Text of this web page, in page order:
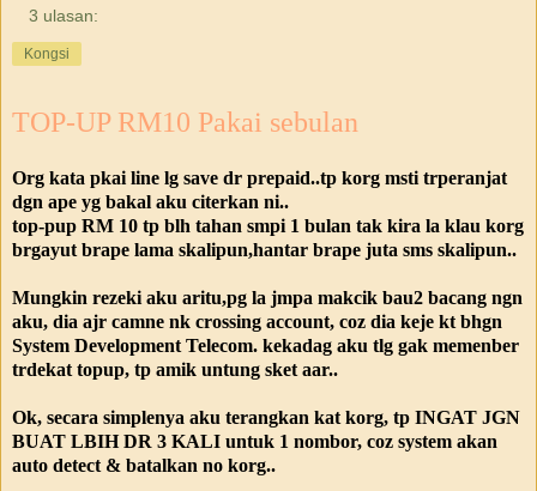
3 ulasan:
Kongsi
TOP-UP RM10 Pakai sebulan
Org kata pkai line lg save dr prepaid..tp korg msti trperanjat
dgn ape yg bakal aku citerkan ni..
top-pup RM 10 tp blh tahan smpi 1 bulan tak kira la klau korg
brgayut brape lama skalipun,hantar brape juta sms skalipun..
Mungkin rezeki aku aritu,pg la jmpa makcik bau2 bacang ngn
aku, dia ajr camne nk crossing account, coz dia keje kt bhgn
System Development Telecom. kekadag aku tlg gak memenber
trdekat topup, tp amik untung sket aar..
Ok, secara simplenya aku terangkan kat korg, tp INGAT JGN
BUAT LBIH DR 3 KALI untuk 1 nombor, coz system akan
auto detect & batalkan no korg..